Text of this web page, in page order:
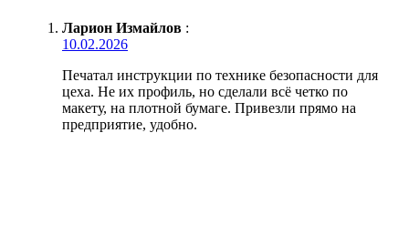
Ларион Измайлов :
10.02.2026
Печатал инструкции по технике безопасности для
цеха. Не их профиль, но сделали всё четко по
макету, на плотной бумаге. Привезли прямо на
предприятие, удобно.